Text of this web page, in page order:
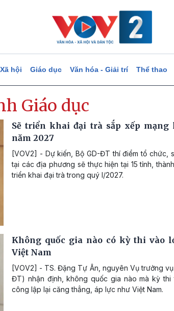
hội Giáo dục Văn hóa - Giải trí Thể thao
Giáo dục
Sẽ triển khai đại trà sắp xếp
năm 2027
[VOV2] - Dự kiến, Bộ GD-ĐT thí điểm tổ chức,
tại các địa phương sẽ thực hiện tại 15 tỉnh,
triển khai đại trà trong quý I/2027.
Không quốc gia nào có kỳ thi vào
Việt Nam
[VOV2] - TS. Đặng Tự Ân, nguyên Vụ trưởng
ĐT) nhận định, không quốc gia nào mà kỳ thi
công lập lại căng thẳng, áp lực như Việt Nam.